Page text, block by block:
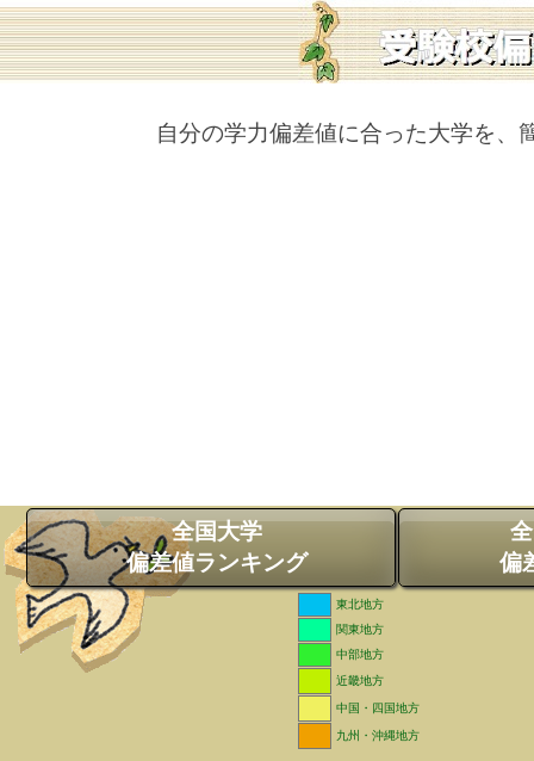
自分の学力偏差値に合った大学を、
全国大学
偏差値ランキング
偏
東北地方
関東地方
中部地方
近畿地方
中国・四国地方
九州・沖縄地方